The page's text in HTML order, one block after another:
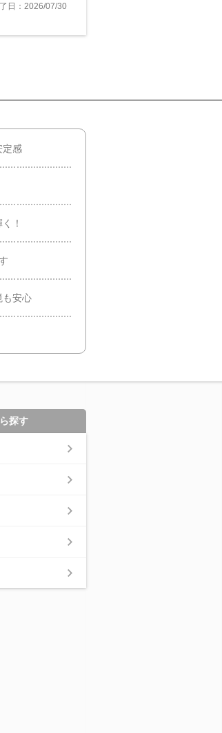
日：2026/07/30
定感
！
も安心
探す